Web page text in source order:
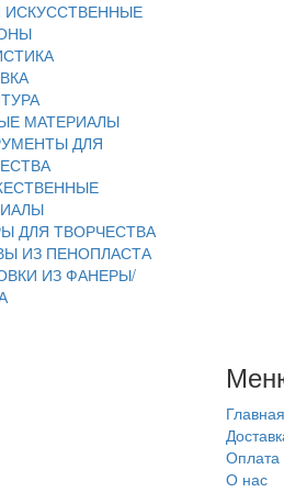
ИСКУССТВЕННЫЕ
МАТЕРИАЛЫ
ДЛЯ
ДЛЯ ТВОРЧЕСТВА
ИЗ ПЕНОПЛАСТА
ИЗ ФАНЕРЫ/
Главная
Оплата
О нас